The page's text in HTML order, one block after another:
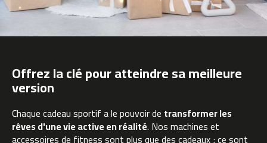
M
-
0
b
c
i
c
Offrez la clé pour atteindre sa meilleure
version
Chaque cadeau sportif a le pouvoir de transformer les
rêves d'une vie active en réalité. Nos machines et
accessoires de fitness sont plus que des cadeaux ; ce sont